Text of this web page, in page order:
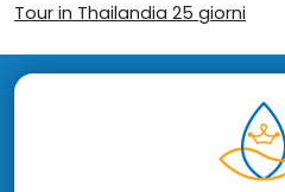
Tour in Thailandia 25 giorni